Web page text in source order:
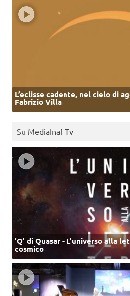
L’eclisse cadente, nel cielo di
Fabrizio Villa
Su MediaInaf Tv
‘Q’ di Quasar - L'universo alla
cosmico